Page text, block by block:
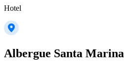
Hotel
Albergue Santa Marina